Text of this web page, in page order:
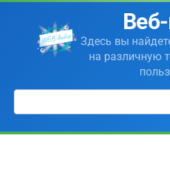
Перейти
контенту
Здесь вы
на различную
Поиск: